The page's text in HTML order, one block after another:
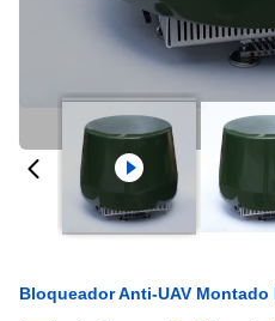
Bloqueador Anti-UAV Montado